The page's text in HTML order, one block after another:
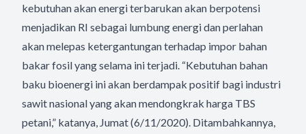
kebutuhan akan energi terbarukan akan berpotensi
menjadikan RI sebagai lumbung energi dan perlahan
akan melepas ketergantungan terhadap impor bahan
bakar fosil yang selama ini terjadi. “Kebutuhan bahan
baku bioenergi ini akan berdampak positif bagi industri
sawit nasional yang akan mendongkrak harga TBS
petani,” katanya, Jumat (6/11/2020). Ditambahkannya,